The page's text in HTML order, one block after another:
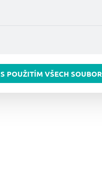
uživateli. Proto
pomůže vyhnout se
POUŽITÍM VŠECH